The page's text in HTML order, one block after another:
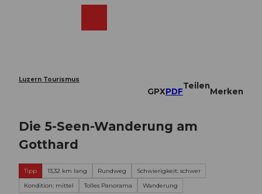
Luzern Tourismus
GPXPDF
Teilen
Merken
Die 5-Seen-Wanderung am
Gotthard
Tipp 13,32 km lang Rundweg
Schwierigkeit: schwer
Kondition: mittel
Tolles Panorama Wanderung